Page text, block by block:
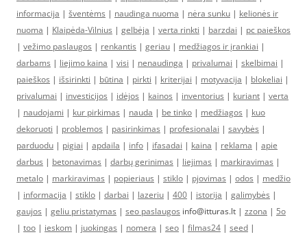
informacija | šventėms | naudinga nuoma | nėra sunku | kelionės ir
nuoma | Klaipėda-Vilnius | gelbėja | verta rinkti | barzdai | pc paieškos
| vežimo paslaugos | renkantis | geriau | medžiagos ir įrankiai |
darbams | liejimo kaina | visi | nenaudinga | privalumai | skelbimai |
paieškos | išsirinkti | būtina | pirkti | kriterijai | motyvacija | blokeliai |
privalumai | investicijos | idėjos | kainos | inventorius | kuriant | verta
| naudojami | kur pirkimas | nauda | be tinko | medžiagos | kuo
dekoruoti | problemos | pasirinkimas | profesionalai | savybės |
parduodu | pigiai | apdaila | info | ifasadai | kaina | reklama | apie
darbus | betonavimas | darbų gerinimas | liejimas | markiravimas |
metalo | markiravimas | popieriaus | stiklo | pjovimas | odos | medžio
| informacija | stiklo | darbai | lazeriu | 400 | istorija | galimybės |
gaujos | geliu pristatymas | seo paslaugos info@itturas.lt | zzona | 5o
| too | ieskom | juokingas | nomera | seo | filmas24 | seed |